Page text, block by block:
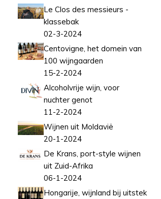
Le Clos des messieurs -
klassebak
02-3-2024
Centovigne, het domein van
100 wijngaarden
15-2-2024
Alcoholvrije wijn, voor
nuchter genot
11-2-2024
Wijnen uit Moldavië
20-1-2024
De Krans, port-style wijnen
uit Zuid-Afrika
06-1-2024
Hongarije, wijnland bij uitstek